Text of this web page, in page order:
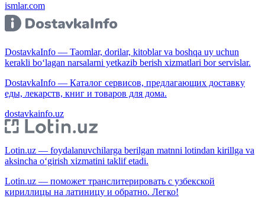
ismlar.com
DostavkaInfo — Taomlar, dorilar, kitoblar va boshqa uy uchun
kerakli bo‘lagan narsalarni yetkazib berish xizmatlari bor servislar.
DostavkaInfo — Каталог сервисов, предлагающих доставку
еды, лекарств, книг и товаров для дома.
dostavkainfo.uz
Lotin.uz — foydalanuvchilarga berilgan matnni lotindan kirillga va
aksincha o‘girish xizmatini taklif etadi.
Lotin.uz — поможет транслитерировать с узбекской
кириллицы на латиницу и обратно. Легко!